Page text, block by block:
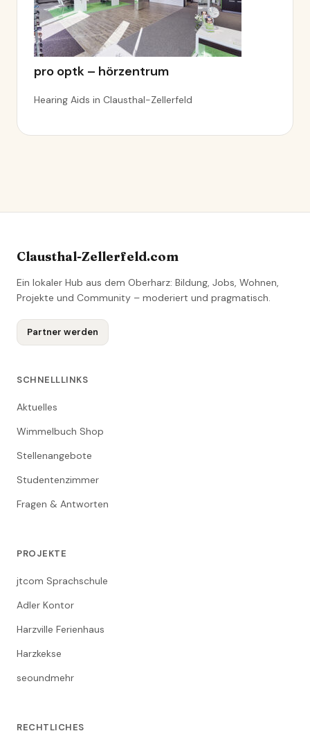
pro optk – hörzentrum
Hearing Aids in Clausthal-Zellerfeld
Clausthal-Zellerfeld.com
Ein lokaler Hub aus dem Oberharz: Bildung, Jobs, Wohnen,
Projekte und Community – moderiert und pragmatisch.
Partner werden
SCHNELLLINKS
Aktuelles
Wimmelbuch Shop
Stellenangebote
Studentenzimmer
Fragen & Antworten
PROJEKTE
jtcom Sprachschule
Adler Kontor
Harzville Ferienhaus
Harzkekse
seoundmehr
RECHTLICHES